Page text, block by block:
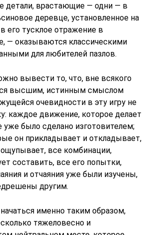
детали, врастающие — одни — в
деревце, установленное на
его тусклое отражение в
— оказываются классическими
для любителей пазлов.
вывести то, что, вне всякого
высшим, истинным смыслом
очевидности в эту игру не
каждое движение, которое делает
уже было сделано изготовителем;
он прикладывает и откладывает,
все комбинации,
составить, все его попытки,
и отчаяния уже были изучены,
другим.
именно таким образом,
тяжеловесно и